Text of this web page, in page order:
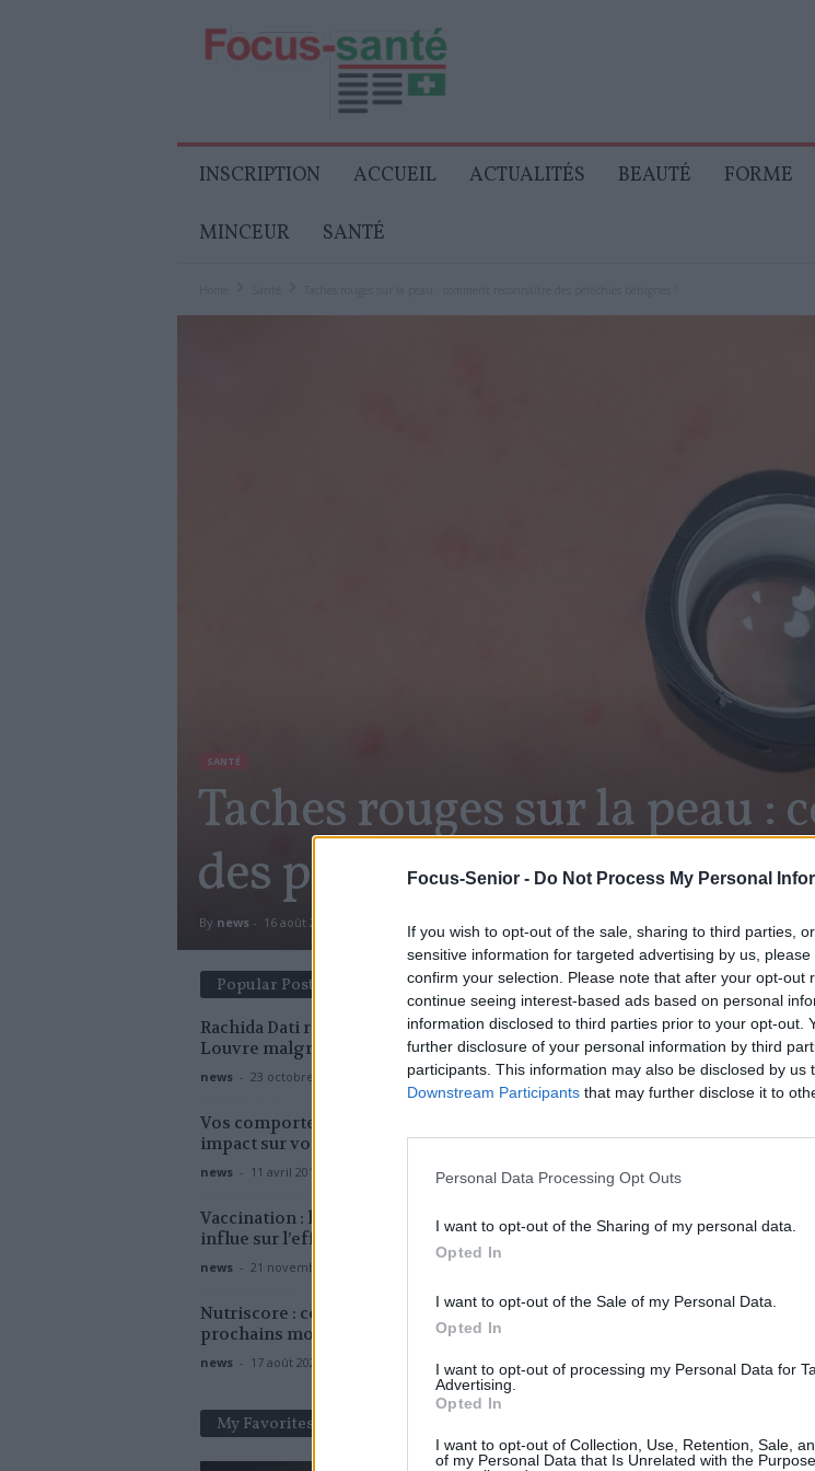
Focus-Senior - Do Not Process My Personal
If you wish to opt-out of the sale, sharing to third parties,
sensitive information for targeted advertising by us,
confirm your selection. Please note that after your opt-out
continue seeing interest-based ads based on personal
information disclosed to third parties prior to your opt-out.
further disclosure of your personal information by third
participants. This information may also be disclosed by us
Downstream Participants that may further disclose it to
Personal Data Processing Opt Outs
I want to opt-out of the Sharing of my personal data.
Opted In
I want to opt-out of the Sale of my Personal Data.
Opted In
I want to opt-out of processing my Personal Data for
Advertising.
Opted In
I want to opt-out of Collection, Use, Retention, Sale,
of my Personal Data that Is Unrelated with the
Senior
INSCRIPTION ACCUEIL ACTUALITÉS BEAUTÉ FORME
MINCEUR SANTÉ
SANTÉ
Taches rouges sur la peau
des pétéchies bénignes ?
By news - 16 août 2017
SHARE Facebook
Des petites taches rouges
pétéchies peuvent avoir une
et quand il est nécessaire de
Pétéchies : de petites taches
Les pétéchies sont souvent
violent, mais elles peuvent
forment spontanément, de
du corps comme le visage. Elles
n’excédant pas quelques
De plus, contrairement à
Popular Posts
Rachida Dati rassure sur la sécurité du
Louvre malgré le cambriolage
news - 23 octobre 2025
Vos comportements sexuels ont un
impact sur votre microbiote intestinal
news - 11 avril 2019
Vaccination : la façon dont on est né
influe sur l’efficacité des vaccins
news - 21 novembre 2022
Nutriscore : ce qui va changer ces
prochains mois
news - 17 août 2022
My Favorites